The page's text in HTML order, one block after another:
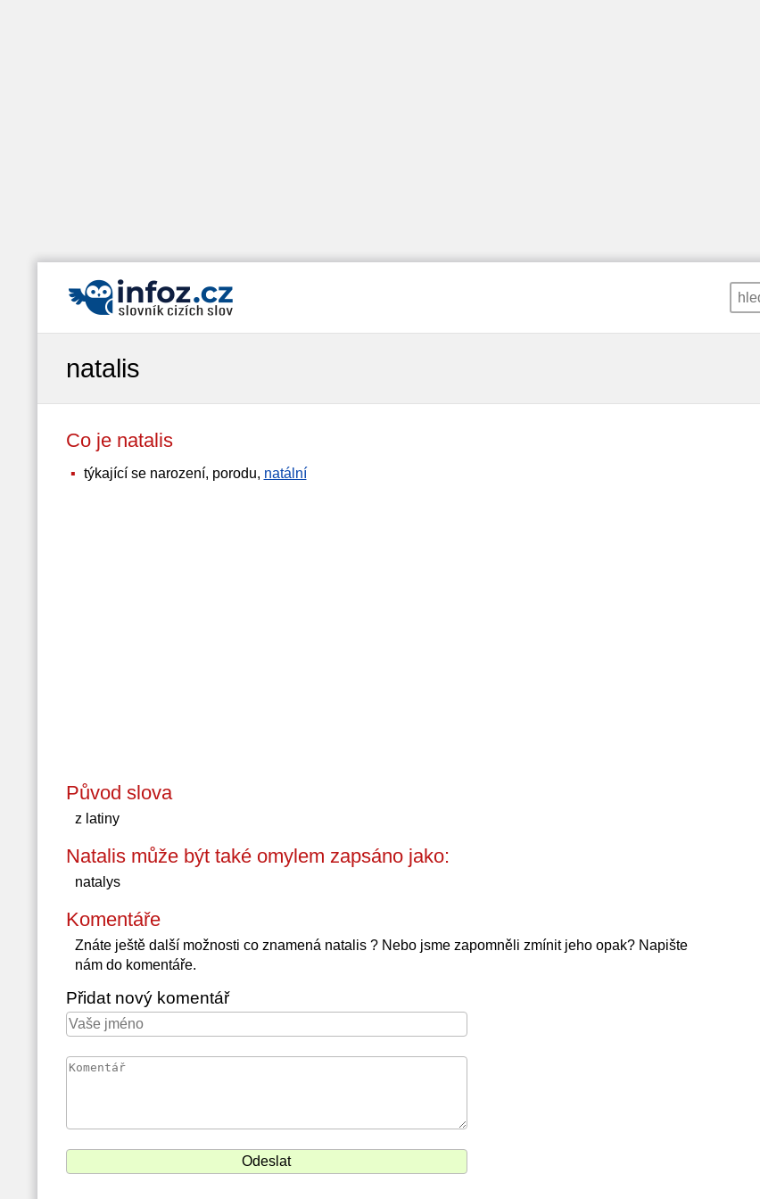
natalis
Co je natalis
týkající se narození, porodu, natální
Původ slova
z latiny
Natalis může být také omylem zapsáno jako:
natalys
Komentáře
Znáte ještě další možnosti co znamená natalis ? Nebo jsme zapomněli zmínit jeho opak? Napište
nám do komentáře.
Přidat nový komentář